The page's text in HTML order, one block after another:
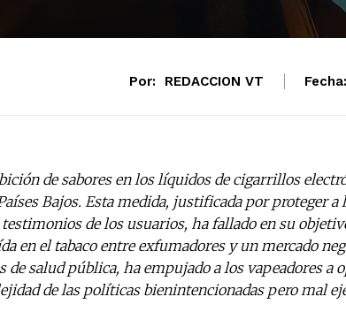
Por: REDACCION VT Fecha:
de sabores en los líquidos de cigarrillos
Bajos. Esta medida, justificada por proteger a
de los usuarios, ha fallado en su
en el tabaco entre exfumadores y un mercado
de salud pública, ha empujado a los vapeadores a
de las políticas bienintencionadas pero mal